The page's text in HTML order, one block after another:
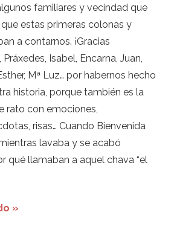
familiares y vecindad que
estas primeras colonas y
a contarnos. ¡Gracias
Isabel, Encarna, Juan,
Mª Luz… por habernos hecho
historia, porque también es la
rato con emociones,
risas… Cuando Bienvenida
lavaba y se acabó
qué llamaban a aquel chava “el
»